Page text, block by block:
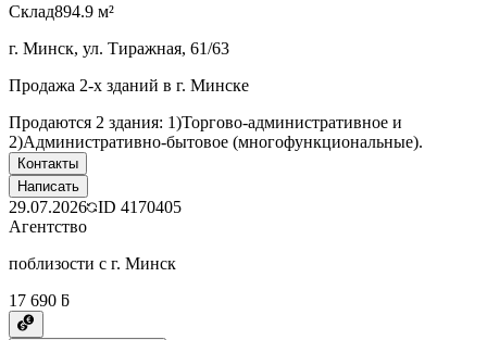
Склад894.9 м²
г. Минск, ул. Тиражная, 61/63
Продажа 2-х зданий в г. Минске
Продаются 2 здания: 1)Торгово-административное и
2)Административно-бытовое (многофункциональные).
Контакты
Написать
29.07.2026 ID 4170405
Агентство
поблизости с г. Минск
17 690 ƃ